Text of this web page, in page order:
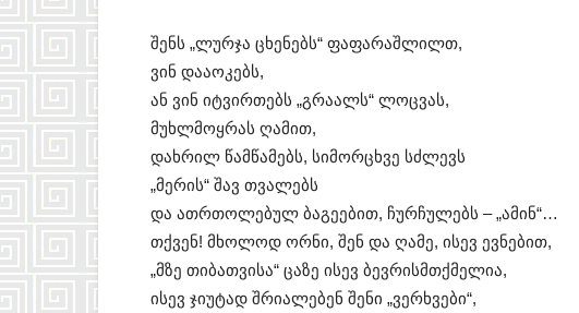
შენს „ლურჯა ცხენებს“ ფაფარაშლილთ,
ვინ დააოკებს,
ან ვინ იტვირთებს „გრაალს“ ლოცვას,
მუხლმოყრას ღამით,
დახრილ წამწამებს, სიმორცხვე სძლევს
„მერის“ შავ თვალებს
და ათრთოლებულ ბაგეებით, ჩურჩულებს – „ამინ“…
თქვენ! მხოლოდ ორნი, შენ და ღამე, ისევ ევნებით,
„მზე თიბათვისა“ ცაზე ისევ ბევრისმთქმელია,
ისევ ჯიუტად შრიალებენ შენი „ვერხვები“,